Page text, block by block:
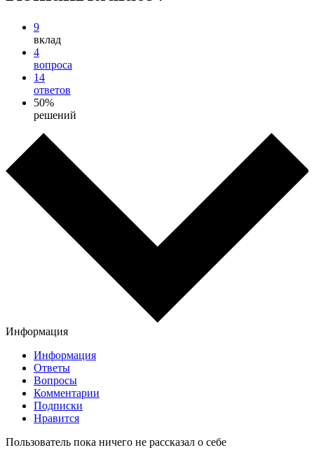
9
вклад
4
вопроса
14
ответов
50%
решений
Информация
Информация
Ответы
Вопросы
Комментарии
Подписки
Нравится
Пользователь пока ничего не рассказал о себе